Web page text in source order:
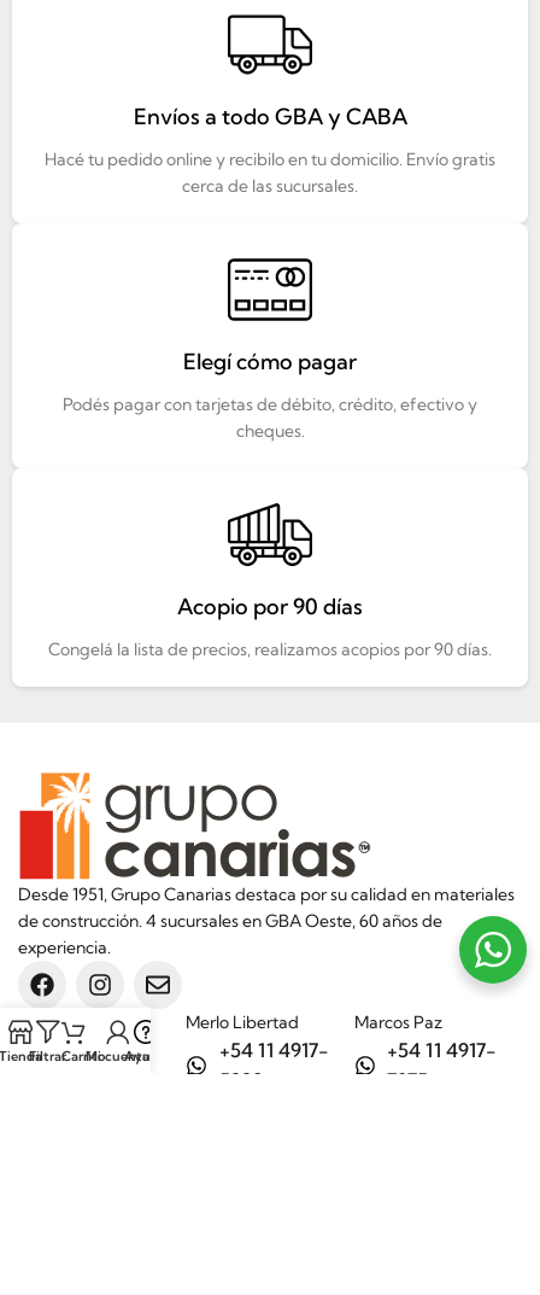
Envíos a todo GBA y CABA
Hacé tu pedido online y recibilo en tu domicilio. Envío gratis
cerca de las sucursales.
Elegí cómo pagar
Podés pagar con tarjetas de débito, crédito, efectivo y
cheques.
Acopio por 90 días
Congelá la lista de precios, realizamos acopios por 90 días.
Desde 1951, Grupo Canarias destaca por su calidad en materiales
de construcción. 4 sucursales en GBA Oeste, 60 años de
experiencia.
Sucursales Merlo Libertad
+54 11 4917-
5992
Marcos Paz
+54 11 4917-
7075
FiltrarCarritoMi cuenta
Ayuda